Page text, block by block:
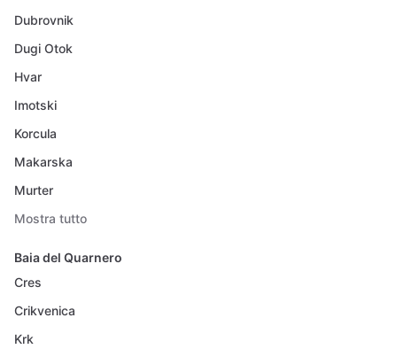
Dubrovnik
Dugi Otok
Hvar
Imotski
Korcula
Makarska
Murter
Mostra tutto
Baia del Quarnero
Cres
Crikvenica
Krk